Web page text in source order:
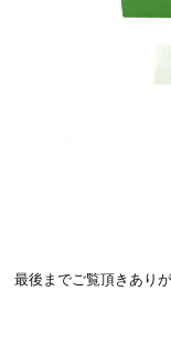
最後までご覧頂きあり